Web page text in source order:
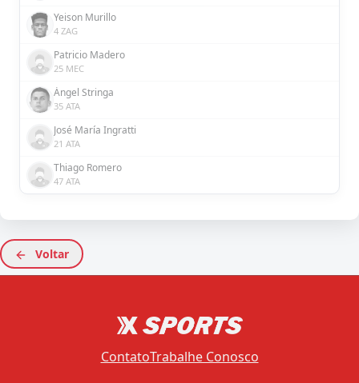
Yeison Murillo
4 ZAG
Patricio Madero
25 MEC
Ángel Stringa
35 ATA
José María Ingratti
21 ATA
Thiago Romero
47 ATA
Voltar
ContatoTrabalhe Conosco